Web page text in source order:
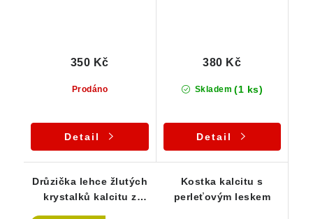
Prodáno
350 Kč
Detail
Skladem (1 ks)
380 Kč
Detail
Drůzička lehce žlutých
krystalků kalcitu z
Kostka kalcitu s
perleťovým leskem